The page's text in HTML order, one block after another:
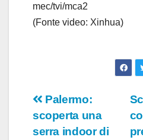
mec/tvi/mca2
(Fonte video: Xinhua)
Navigazione
articoli
Palermo:
scoperta una
serra indoor di